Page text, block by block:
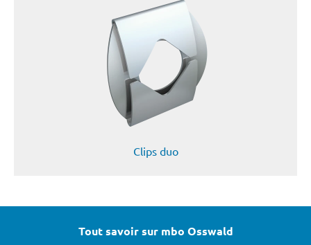
Clips duo
Tout savoir sur mbo Osswald